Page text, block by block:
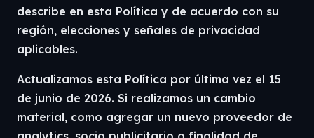
describe en esta Política y de acuerdo con su
región, elecciones y señales de privacidad
aplicables.
Actualizamos esta Política por última vez el 15
de junio de 2026. Si realizamos un cambio
material, como agregar un nuevo proveedor de